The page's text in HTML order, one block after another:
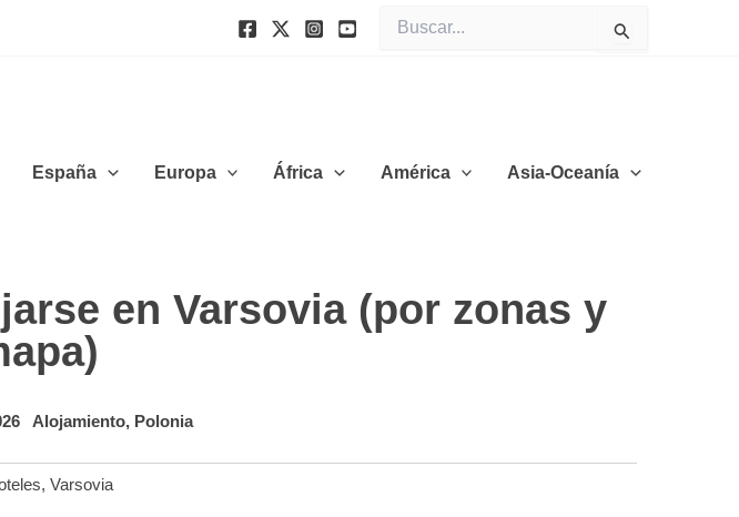
por:
España Europa África América Asia-Oceanía
en Varsovia (por zonas y
Alojamiento, Polonia
, Varsovia